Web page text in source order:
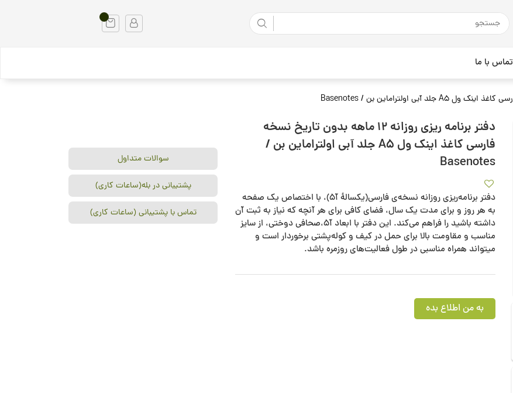
تماس با ما
دفتر برنامه ریزی روزانه 12 ماهه بدون تاریخ نسخه
فارسی کاغذ اینک ول A5 جلد آبی اولتراماین بن /
Basenotes
دفتر برنامه‌ریزی‌ روزانه نسخه‌ی فارسی(یکسالهٔ آ۵)، با اختصاص یک صفحه
به هر روز و برای مدت یک سال، فضای کافی برای هر آنچه که نیاز به ثبت آن
داشته باشید را فراهم می‌کند. این دفتر با ابعاد آ۵،صحافی دوختی، از سایز
مناسب و مقاومت بالا برای حمل در کیف و کوله‌پشتی برخوردار است و
میتواند همراه مناسبی در طول فعالیت‌های روزمره باشد.
به من اطلاع بده
سوالات متداول
پشتیبانی در بله(ساعات کاری)
تماس با پشتیبانی (ساعات کاری)